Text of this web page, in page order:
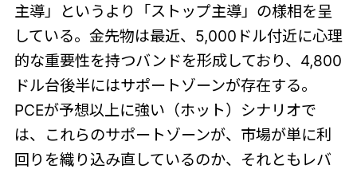
主導」というより「ストップ主導」の様相を呈
している。金先物は最近、5,000ドル付近に心理
的な重要性を持つバンドを形成しており、4,800
ドル台後半にはサポートゾーンが存在する。
PCEが予想以上に強い（ホット）シナリオで
は、これらのサポートゾーンが、市場が単に利
回りを織り込み直しているのか、それともレバ